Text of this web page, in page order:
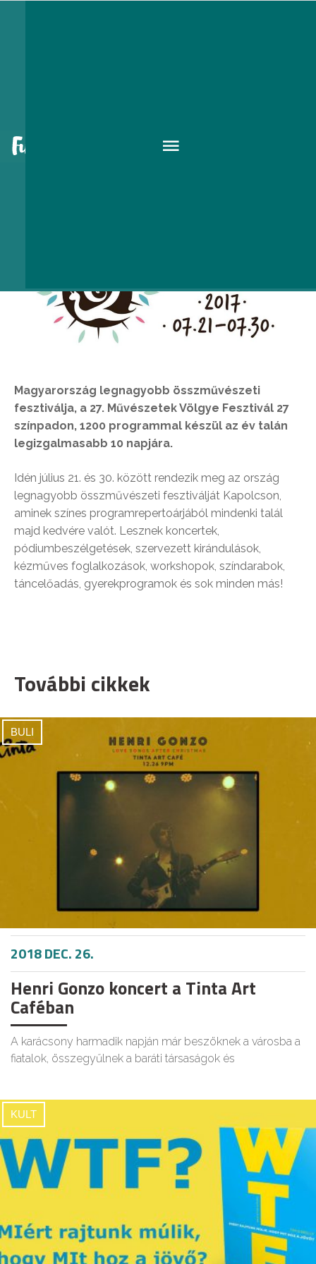
2017 JUL. 21.
Magyarország legnagyobb összművészeti
fesztiválja, a 27. Művészetek Völgye Fesztivál 27
színpadon, 1200 programmal készül az év talán
legizgalmasabb 10 napjára.
Idén július 21. és 30. között rendezik meg az ország
legnagyobb összművészeti fesztiválját Kapolcson,
aminek színes programrepertoárjából mindenki talál
majd kedvére valót. Lesznek koncertek,
pódiumbeszélgetések, szervezett kirándulások,
kézműves foglalkozások, workshopok, színdarabok,
táncelőadás, gyerekprogramok és sok minden más!
További cikkek
BULI
2018 DEC. 26.
Henri Gonzo koncert a Tinta Art
Caféban
A karácsony harmadik napján már beszöknek a városba a
fiatalok, összegyűlnek a baráti társaságok és
KULT